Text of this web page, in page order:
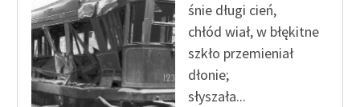
Zasady wykorzystania
Wolnych Lektur
Logotypy
śnie długi cień,
chłód wiał, w błękitne
szkło przemieniał
dłonie;
słyszała...